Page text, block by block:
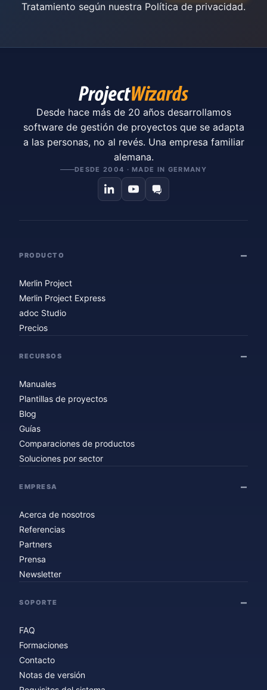
Tratamiento según nuestra Política de privacidad.
Desde hace más de 20 años desarrollamos
software de gestión de proyectos que se adapta
a las personas, no al revés. Una empresa familiar
alemana.
DESDE 2004 · MADE IN GERMANY
PRODUCTO
Merlin Project
Merlin Project Express
adoc Studio
Precios
RECURSOS
Manuales
Plantillas de proyectos
Blog
Guías
Comparaciones de productos
Soluciones por sector
EMPRESA
Acerca de nosotros
Referencias
Partners
Prensa
Newsletter
SOPORTE
FAQ
Formaciones
Contacto
Notas de versión